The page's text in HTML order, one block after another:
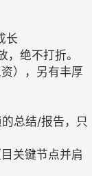
长
绝不打折。
），另有丰厚
总结/报告，只
关键节点并肩